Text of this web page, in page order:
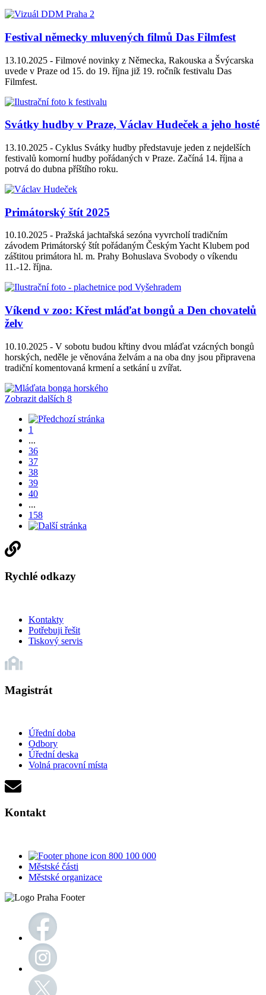
Festival německy mluvených filmů Das Filmfest
13.10.2025 - Filmové novinky z Německa, Rakouska a Švýcarska
uvede v Praze od 15. do 19. října již 19. ročník festivalu Das
Filmfest.
Svátky hudby v Praze, Václav Hudeček a jeho hosté
13.10.2025 - Cyklus Svátky hudby představuje jeden z nejdelších
festivalů komorní hudby pořádaných v Praze. Začíná 14. října a
potrvá do dubna příštího roku.
Primátorský štít 2025
10.10.2025 - Pražská jachtařská sezóna vyvrcholí tradičním
závodem Primátorský štít pořádaným Českým Yacht Klubem pod
záštitou primátora hl. m. Prahy Bohuslava Svobody o víkendu
11.-12. října.
Víkend v zoo: Křest mláďat bongů a Den chovatelů
želv
10.10.2025 - V sobotu budou křtiny dvou mláďat vzácných bongů
horských, neděle je věnována želvám a na oba dny jsou připravena
tradiční komentovaná krmení a setkání u zvířat.
Zobrazit dalších 8
1
...
36
37
38
39
40
...
158
Rychlé odkazy
Kontakty
Potřebuji řešit
Tiskový servis
Magistrát
Úřední doba
Odbory
Úřední deska
Volná pracovní místa
Kontakt
800 100 000
Městské části
Městské organizace